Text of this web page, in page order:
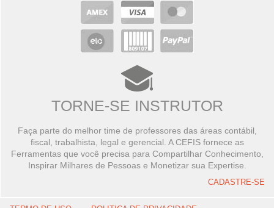
TORNE-SE INSTRUTOR
Faça parte do melhor time de professores das áreas contábil,
fiscal, trabalhista, legal e gerencial. A CEFIS fornece as
Ferramentas que você precisa para Compartilhar Conhecimento,
Inspirar Milhares de Pessoas e Monetizar sua Expertise.
CADASTRE-SE